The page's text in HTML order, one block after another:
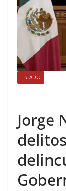
ESTADO
Jorge